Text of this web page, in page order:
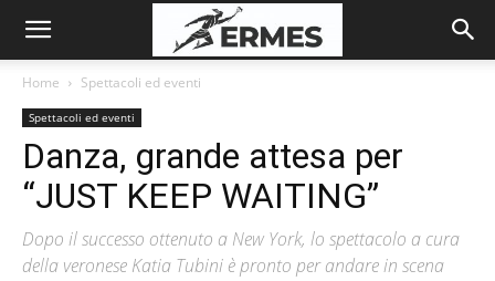
Home Spettacoli ed eventi
Spettacoli ed eventi
Danza, grande attesa per
“JUST KEEP WAITING”
Dopo il successo ottenuto a New York, lo spettacolo a cura
della veronese Katia Tubini è pronto per andare in scena